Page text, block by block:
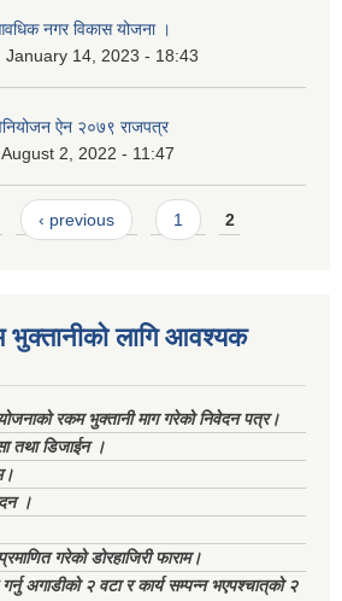
नगर विकास योजना ।
January 14, 2023 - 18:43
ऐन २०७९ राजपत्र
2, 2022 - 11:47
‹ previous 1 2
भुक्तानीको लागि आवश्यक
रकम भुक्तानी माग गरेको निवेदन पत्र।
तथा डिजाईन ।
।
गरेको डोरहाजिरी फाराम।
अगाडीको २ वटा र कार्य सम्पन्न भएपश्चात्‌को २